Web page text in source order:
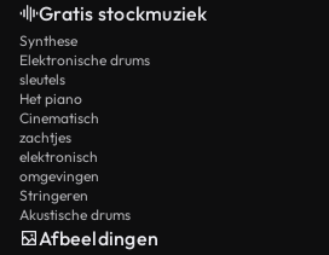
Gratis stockmuziek
Synthese
Elektronische drums
sleutels
Het piano
Cinematisch
zachtjes
elektronisch
omgevingen
Stringeren
Akustische drums
Afbeeldingen